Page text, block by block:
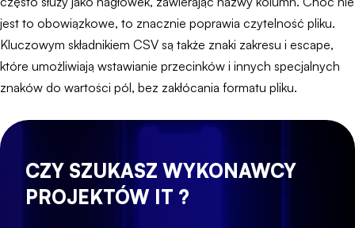
jest to obowiązkowe, to znacznie poprawia czytelność pliku.
Kluczowym składnikiem CSV są także znaki zakresu i escape,
które umożliwiają wstawianie przecinków i innych specjalnych
znaków do wartości pól, bez zakłócania formatu pliku.
CZY SZUKASZ WYKONAWCY
PROJEKTÓW IT ?